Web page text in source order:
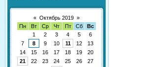
« Октябрь 2019 »
Пн
Вт Ср Чт Пт Сб
Вс
1
2 3 4 5
6
7
8 9 10 11 12
13
14
15 16 17 18 19
20
21
22 23 24 25 26
27